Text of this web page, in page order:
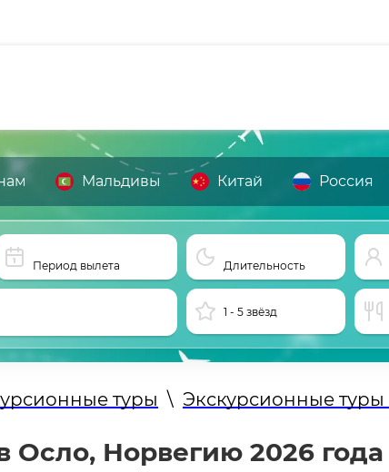
Мальдивы Китай Россия
Период вылета Длительность
1 - 5 звёзд
туры \ Экскурсионные
Норвегию 2026 года